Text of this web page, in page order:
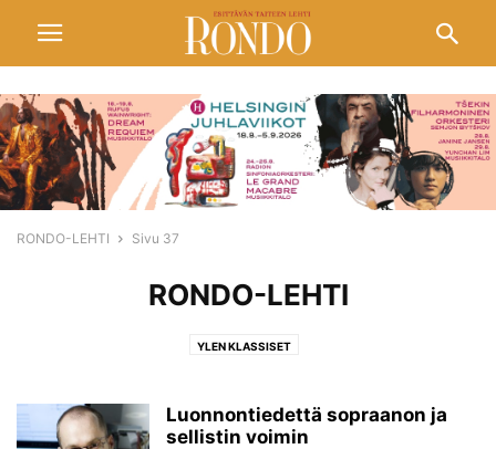
RONDO-LEHTI Sivu 37
RONDO-LEHTI
YLEN KLASSISET
Luonnontiedettä sopraanon ja
sellistin voimin